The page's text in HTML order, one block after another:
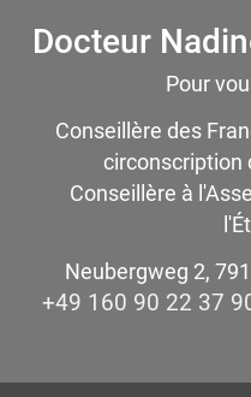
Docteur
Pour
Conseillère des
circonscription
Conseillère à
Neubergweg 2,
+49 160 90 22 37